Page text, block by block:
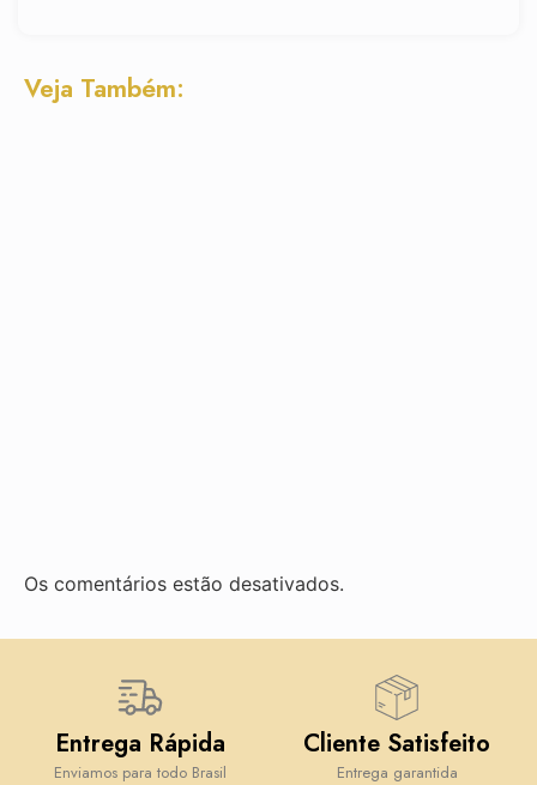
Veja Também:
Os comentários estão desativados.
Entrega Rápida
Enviamos para todo Brasil
Cliente Satisfeito
Entrega garantida